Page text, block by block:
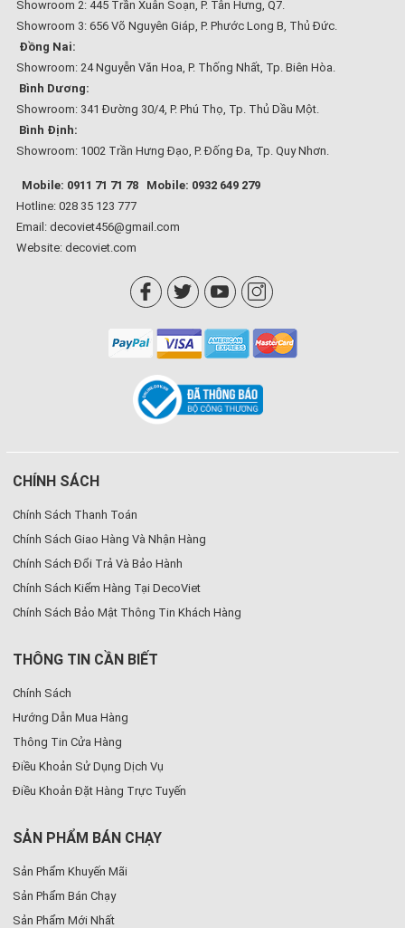
Showroom 2: 445 Trần Xuân Soạn, P. Tân Hưng, Q7.
Showroom 3: 656 Võ Nguyên Giáp, P. Phước Long B, Thủ Đức.
Đồng Nai:
Showroom: 24 Nguyễn Văn Hoa, P. Thống Nhất, Tp. Biên Hòa.
Bình Dương:
Showroom: 341 Đường 30/4, P. Phú Thọ, Tp. Thủ Dầu Một.
Bình Định:
Showroom: 1002 Trần Hưng Đạo, P. Đống Đa, Tp. Quy Nhơn.
Mobile: 0911 71 71 78
Mobile: 0932 649 279
Hotline: 028 35 123 777
Email: decoviet456@gmail.com
Website: decoviet.com
CHÍNH SÁCH
Chính Sách Thanh Toán
Chính Sách Giao Hàng Và Nhận Hàng
Chính Sách Đổi Trả Và Bảo Hành
Chính Sách Kiểm Hàng Tại DecoViet
Chính Sách Bảo Mật Thông Tin Khách Hàng
THÔNG TIN CẦN BIẾT
Chính Sách
Hướng Dẫn Mua Hàng
Thông Tin Cửa Hàng
Điều Khoản Sử Dụng Dịch Vụ
Điều Khoản Đặt Hàng Trực Tuyến
SẢN PHẨM BÁN CHẠY
Sản Phẩm Khuyến Mãi
Sản Phẩm Bán Chạy
Sản Phẩm Mới Nhất